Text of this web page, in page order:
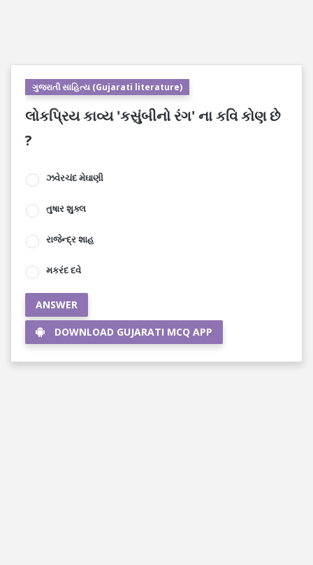
ગુજરાતી સાહિત્ય (Gujarati literature)
લોકપ્રિય કાવ્ય 'કસુંબીનો રંગ' ના કવિ કોણ છે
?
ઝવેરચંદ મેઘાણી
તુષાર શુક્લ
રાજેન્દ્ર શાહ
મકરંદ દવે
ANSWER
DOWNLOAD GUJARATI MCQ APP